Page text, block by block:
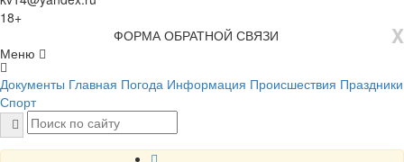
18+
X
ФОРМА ОБРАТНОЙ СВЯЗИ
Меню
Документы Главная Погода Информация Происшествия Праздники
Спорт